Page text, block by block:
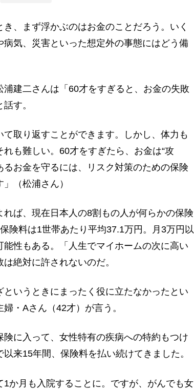
き、まず浮かぶのはお金のことだろう。いく
気、災害といった想定外の事態にはどう備
建二さんは「60才をすぎると、お金の失敗
す。
て取り返すことができます。しかし、体力も
も難しい。60才をすぎたら、お金は“攻
るお金を守るには、リスク対策のための保険
（松浦さん）
ば、現在日本人の8割もの人が何らかの保険
険料は1世帯あたり平均37.1万円。月3万円以
性もある。「人生でマイホームの次に高い
絶対に許されないのだ。
いうときにまったく役に立たなかったとい
・Aさん（42才）が言う。
険に入って、女性特有の疾病への特約もつけ
来15年間、保険料を払い続けてきました。
か月も入院することに。ですが、がんでも女